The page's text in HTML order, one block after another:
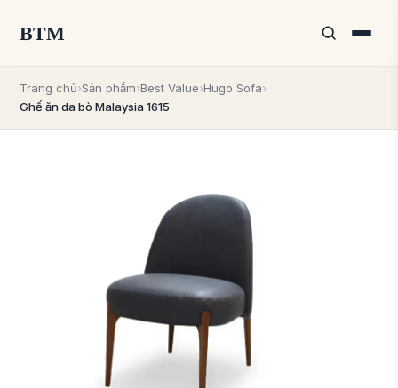
BTM
Trang chủ›Sản phẩm›Best Value›Hugo Sofa›
Ghế ăn da bò Malaysia 1615